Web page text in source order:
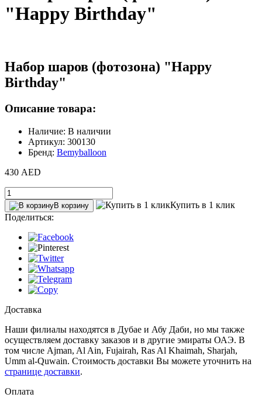
"Happy Birthday"
Набор шаров (фотозона) "Happy
Birthday"
Описание товара:
Наличие: В наличии
Артикул: 300130
Бренд: Bemyballoon
430 AED
В корзину
Купить в 1 клик
Поделиться:
Доставка
Наши филиалы находятся в Дубае и Абу Даби, но мы также
осуществляем доставку заказов и в другие эмираты ОАЭ. В
том числе Ajman, Al Ain‎, Fujairah, Ras Al Khaimah, Sharjah,
Umm al-Quwain. Стоимость доставки Вы можете уточнить на
странице доставки.
Оплата